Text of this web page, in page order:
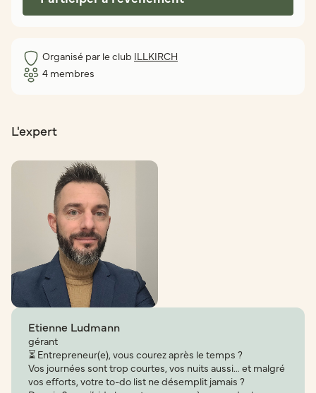
Organisé par le club ILLKIRCH
4 membres
L'expert
Etienne Ludmann
gérant
⏳ Entrepreneur(e), vous courez après le temps ?
Vos journées sont trop courtes, vos nuits aussi… et malgré
vos efforts, votre to-do list ne désemplit jamais ?